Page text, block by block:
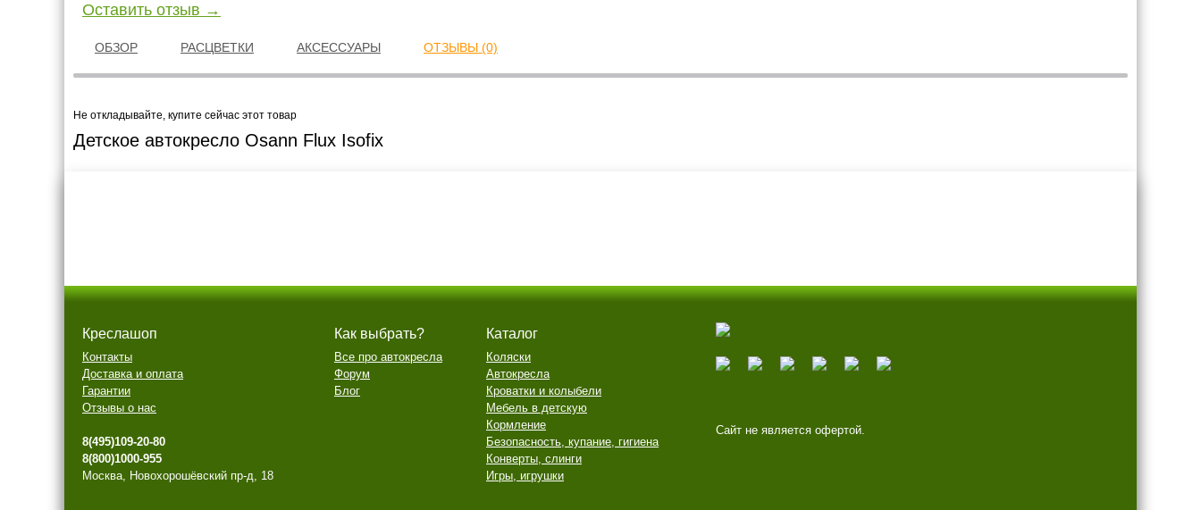
Оставить отзыв →
ОБЗОР РАСЦВЕТКИ АКСЕССУАРЫ ОТЗЫВЫ (0)
Не откладывайте, купите сейчас этот товар
Детское автокресло Osann Flux Isofix
Креслашоп
Контакты
Доставка и оплата
Гарантии
Отзывы о нас
8(495)109-20-80
8(800)1000-955
Москва, Новохорошёвский пр-д, 18
Как выбрать?
Все про автокресла
Форум
Блог
Каталог
Коляски
Автокресла
Кроватки и колыбели
Мебель в детскую
Кормление
Безопасность, купание, гигиена
Конверты, слинги
Игры, игрушки
Сайт не является офертой.